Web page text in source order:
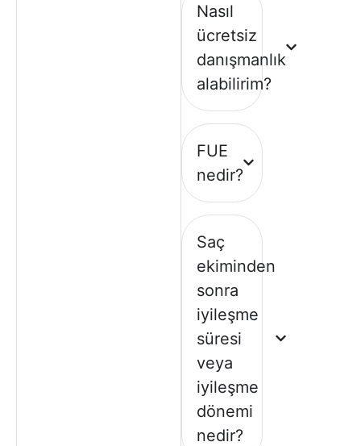
Nasıl
ücretsiz
danışmanlık
alabilirim?
FUE
nedir?
Saç
ekiminden
sonra
iyileşme
süresi
veya
iyileşme
dönemi
nedir?